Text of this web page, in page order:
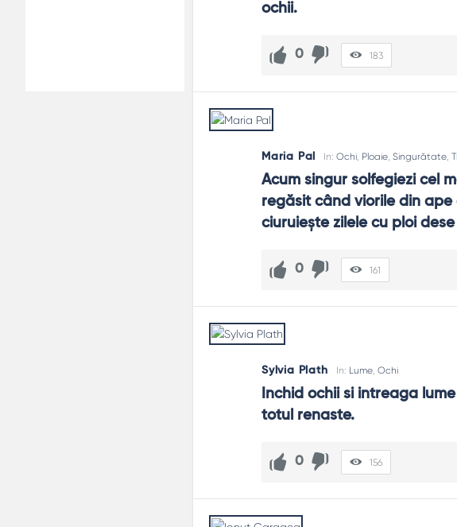
ochii.
0 183
Maria Pal In:Ochi Ploaie ,Singurătate ,
Acum singur solfegiezi cel
regăsit când viorile din
ciuruieşte zilele cu ploi
0 161
Sylvia Plath In: Lume, Ochi
Inchid ochii si intreaga
totul renaste.
0 156